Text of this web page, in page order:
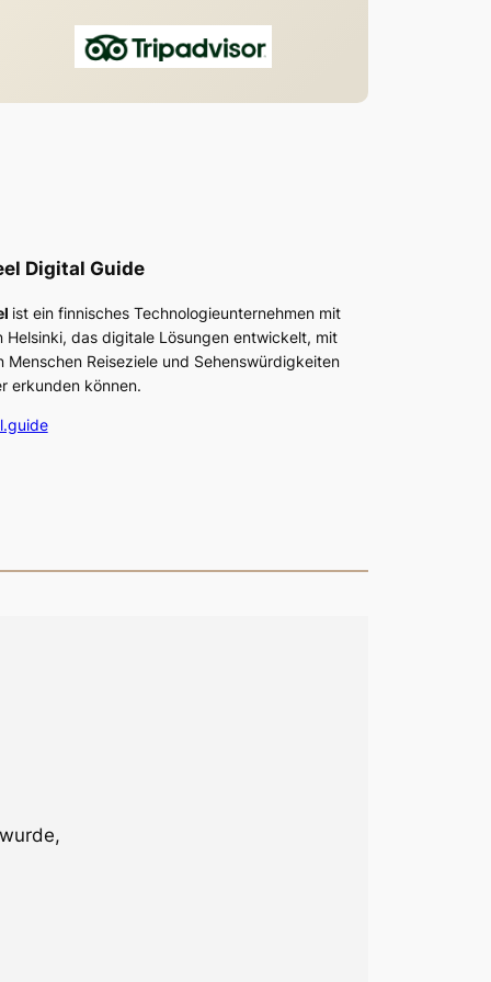
Digital Guide
ist ein finnisches Technologieunternehmen mit
Helsinki, das digitale Lösungen entwickelt, mit
Menschen Reiseziele und Sehenswürdigkeiten
erkunden können.